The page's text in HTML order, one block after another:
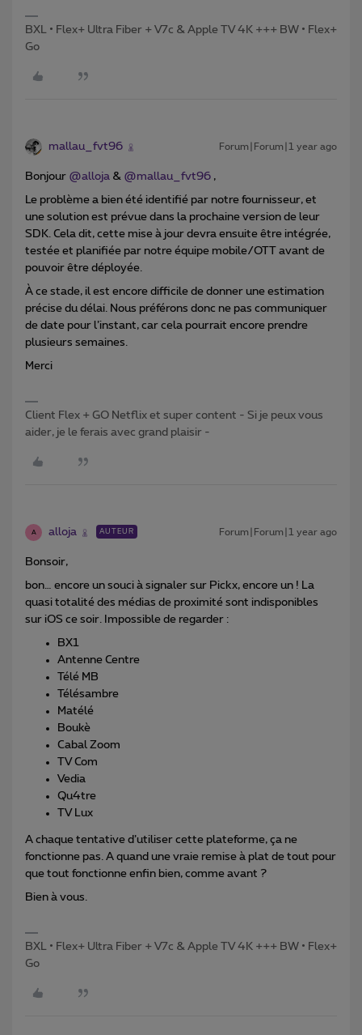
BXL • Flex+ Ultra Fiber + V7c & Apple TV 4K +++ BW • Flex+
Go
mallau_fvt96 Forum|Forum|1 year ago
Bonjour ​ @alloja & ​ @mallau_fvt96 ,
Le problème a bien été identifié par notre fournisseur, et
une solution est prévue dans la prochaine version de leur
SDK. Cela dit, cette mise à jour devra ensuite être intégrée,
testée et planifiée par notre équipe mobile/OTT avant de
pouvoir être déployée.
À ce stade, il est encore difficile de donner une estimation
précise du délai. Nous préférons donc ne pas communiquer
de date pour l’instant, car cela pourrait encore prendre
plusieurs semaines.
Merci
Client Flex + GO Netflix et super content - Si je peux vous
aider, je le ferais avec grand plaisir -
A alloja AUTEUR Forum|Forum|1 year ago
Bonsoir,
bon… encore un souci à signaler sur Pickx, encore un ! La
quasi totalité des médias de proximité sont indisponibles
sur iOS ce soir. Impossible de regarder :
BX1
Antenne Centre
Télé MB
Télésambre
Matélé
Boukè
Cabal Zoom
TV Com
Vedia
Qu4tre
TV Lux
A chaque tentative d’utiliser cette plateforme, ça ne
fonctionne pas. A quand une vraie remise à plat de tout pour
que tout fonctionne enfin bien, comme avant ?
Bien à vous.
BXL • Flex+ Ultra Fiber + V7c & Apple TV 4K +++ BW • Flex+
Go